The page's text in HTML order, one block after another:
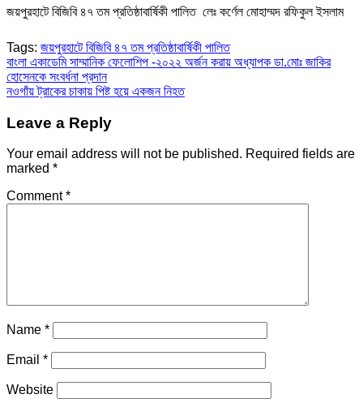
জয়পুরহাটে বিজিবি ৪৭ তম প্রতিষ্ঠাবার্ষিকী পালিত লেঃ কর্ণেল মোহাম্মদ রফিকুল ইসলাম
Tags: জয়পুরহাটে বিজিবি ৪৭ তম প্রতিষ্ঠাবার্ষিকী পালিত
Post
navigation
বাংলা একাডেমি সাম্মানিক ফেলোশিপ -২০২২ অর্জন করায় অধ্যাপক ডা.মোঃ জাকির
হোসেনকে সংবর্ধনা প্রদান
নওগাঁয় ট্রাকের চাকায় পিষ্ট হয়ে একজন নিহত
Leave a Reply
Your email address will not be published. Required fields are
marked *
Comment*
Name *
Email *
Website